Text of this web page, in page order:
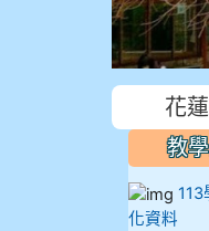
花
教
化資料